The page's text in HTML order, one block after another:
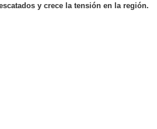
y crece la tensión en la región.